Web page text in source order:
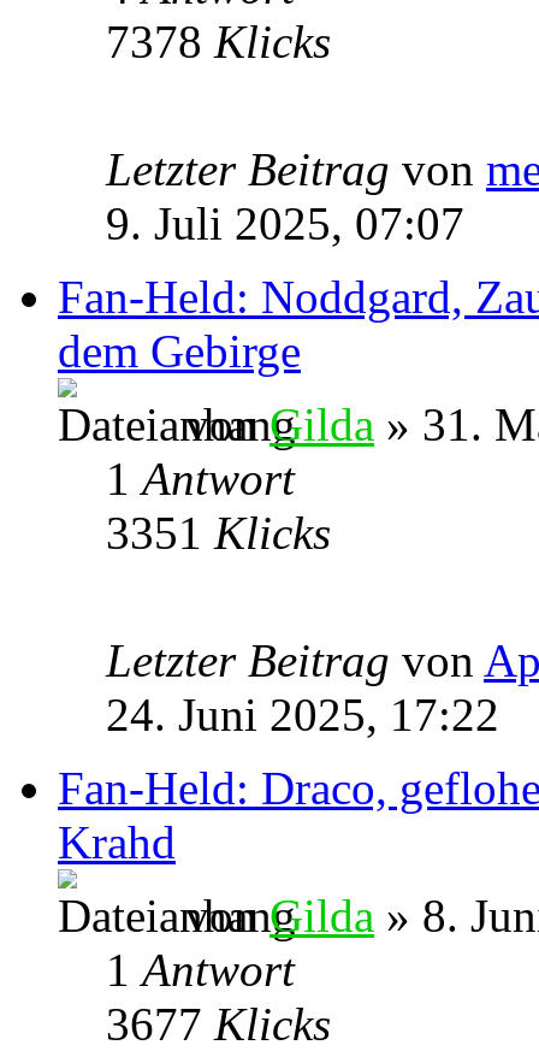
7378 Klicks
Letzter Beitrag von
9. Juli 2025, 07:07
Fan-Held: Noddgard,
dem Gebirge
vonGilda » 31.
1Antwort
3351 Klicks
Letzter Beitrag von
24. Juni 2025, 17:22
Fan-Held: Draco,
Krahd
vonGilda » 8.
1Antwort
3677 Klicks